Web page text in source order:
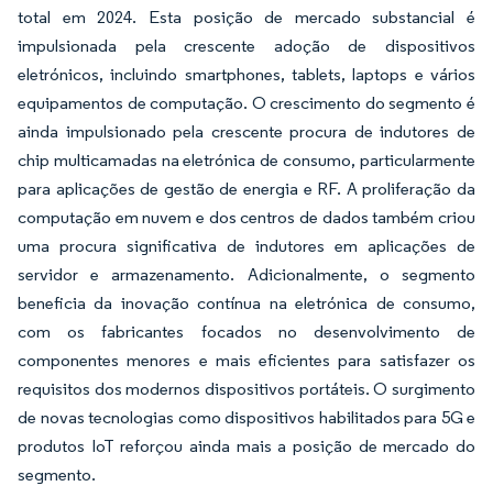
total em 2024. Esta posição de mercado substancial é
impulsionada pela crescente adoção de dispositivos
eletrónicos, incluindo smartphones, tablets, laptops e vários
equipamentos de computação. O crescimento do segmento é
ainda impulsionado pela crescente procura de indutores de
chip multicamadas na eletrónica de consumo, particularmente
para aplicações de gestão de energia e RF. A proliferação da
computação em nuvem e dos centros de dados também criou
uma procura significativa de indutores em aplicações de
servidor e armazenamento. Adicionalmente, o segmento
beneficia da inovação contínua na eletrónica de consumo,
com os fabricantes focados no desenvolvimento de
componentes menores e mais eficientes para satisfazer os
requisitos dos modernos dispositivos portáteis. O surgimento
de novas tecnologias como dispositivos habilitados para 5G e
produtos IoT reforçou ainda mais a posição de mercado do
segmento.